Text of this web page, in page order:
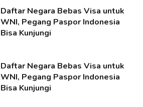
Daftar Negara Bebas Visa untuk
WNI, Pegang Paspor Indonesia
Bisa Kunjungi
Daftar Negara Bebas Visa untuk
WNI, Pegang Paspor Indonesia
Bisa Kunjungi